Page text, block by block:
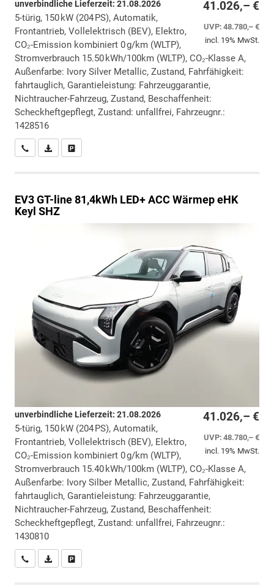
41.026,– €
UVP:48.780,– €
incl. 19% MwSt.
unverbindliche Lieferzeit: 21.08.2026
5-türig, 150 kW (204 PS), Automatik,
Frontantrieb, Vollelektrisch (BEV), Elektro,
CO₂-Emission kombiniert 0 g/km (WLTP),
Stromverbrauch 15.50 kWh/100km (WLTP), CO₂-Klasse A,
Außenfarbe: Ivory Silver Metallic, Zustand, Fahrfähigkeit:
fahrtauglich, Garantieleistung: Fahrzeuggarantie,
Nichtraucher-Fahrzeug, Zustand, Beschaffenheit:
Scheckheftgepflegt, Zustand: unfallfrei, Fahrzeugnr.:
1428516
Wir rufen Sie anPDF-Datei, Fahrzeugexposé drucken
EV3GT-line 81,4kWh LED+ ACC Wärmep eHK
Keyl SHZ
41.026,– €
UVP:48.780,– €
incl. 19% MwSt.
unverbindliche Lieferzeit: 21.08.2026
5-türig, 150 kW (204 PS), Automatik,
Frontantrieb, Vollelektrisch (BEV), Elektro,
CO₂-Emission kombiniert 0 g/km (WLTP),
Stromverbrauch 15.40 kWh/100km (WLTP), CO₂-Klasse A,
Außenfarbe: Ivory Silber Metallic, Zustand, Fahrfähigkeit:
fahrtauglich, Garantieleistung: Fahrzeuggarantie,
Nichtraucher-Fahrzeug, Zustand, Beschaffenheit:
Scheckheftgepflegt, Zustand: unfallfrei, Fahrzeugnr.:
1430810
Wir rufen Sie anPDF-Datei, Fahrzeugexposé drucken